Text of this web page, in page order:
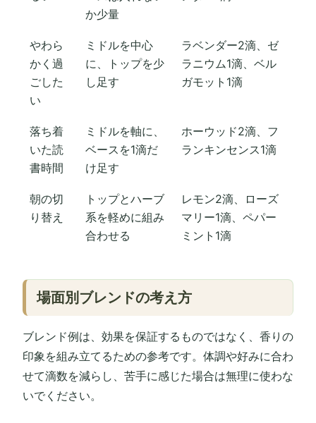
か少量
やわら
かく過
ごした
い
ミドルを中心
に、トップを少
し足す
ラベンダー2滴、ゼ
ラニウム1滴、ベル
ガモット1滴
落ち着
いた読
書時間
ミドルを軸に、
ベースを1滴だ
け足す
ホーウッド2滴、フ
ランキンセンス1滴
朝の切
り替え
トップとハーブ
系を軽めに組み
合わせる
レモン2滴、ローズ
マリー1滴、ペパー
ミント1滴
場面別ブレンドの考え方
ブレンド例は、効果を保証するものではなく、香りの
印象を組み立てるための参考です。体調や好みに合わ
せて滴数を減らし、苦手に感じた場合は無理に使わな
いでください。